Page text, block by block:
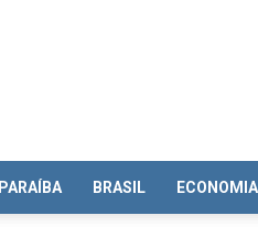
PARAÍBA BRASIL ECONOMIA